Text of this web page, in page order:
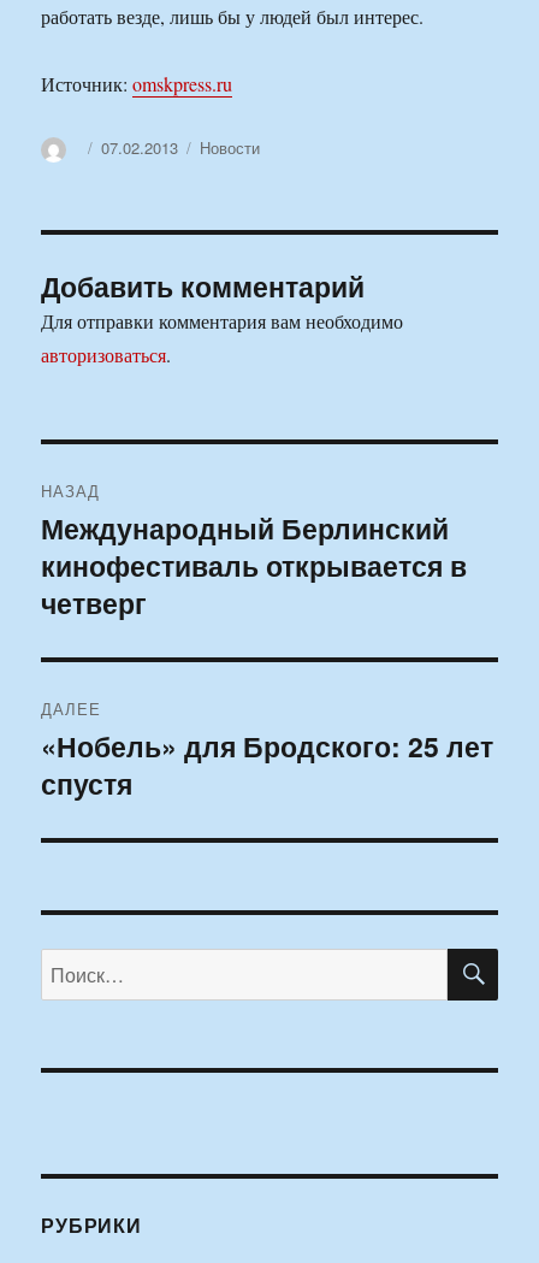
работать везде, лишь бы у людей был интерес.
Источник:omskpress.ru
АвторОпубликовано
07.02.2013 Рубрики
Новости
Добавить комментарий
Для отправки комментария вам необходимо
авторизоваться.
по
записям
НАЗАД
Предыдущая
запись:
Международный Берлинский
кинофестиваль открывается в
четверг
ДАЛЕЕ
Следующая
запись:
«Нобель» для Бродского: 25 лет
спустя
Искать:
РУБРИКИ